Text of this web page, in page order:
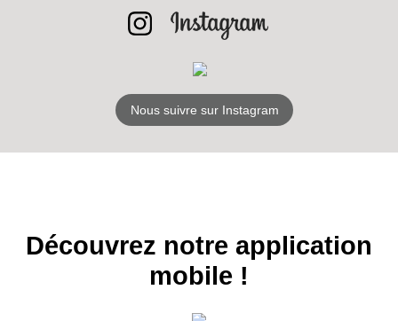
NEWSLETTER
Nous suivre sur Instagram
Découvrez notre application
mobile !